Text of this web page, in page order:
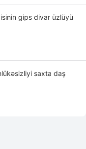
gips divar üzlüyü
saxta daş